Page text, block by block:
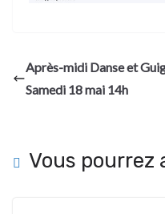
Après-midi Danse et
Samedi 18 mai 14h
Vous pourrez